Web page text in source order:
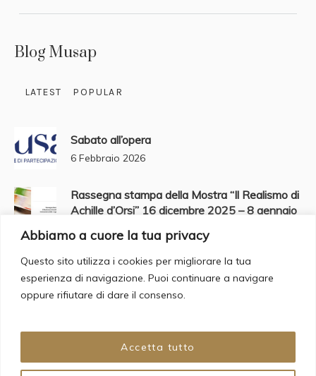
Abbiamo a cuore la tua privacy
Questo sito utilizza i cookies per migliorare la tua
esperienza di navigazione. Puoi continuare a navigare
oppure rifiutare di dare il consenso.
Accetta tutto
Blog Musap
LATEST POPULAR
Sabato all’opera
6 Febbraio 2026
Rassegna stampa della Mostra “Il Realismo di
Achille d’Orsi” 16 dicembre 2025 – 8 gennaio
2 Gennaio 2026
Buone feste da MUSAP
23 Dicembre 2025